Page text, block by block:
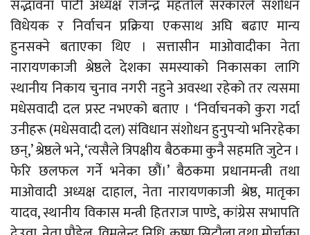
सद्भावना पार्टी अध्यक्ष राजेन्द्र महतोले सरकारले संशोधन
विधेयक र निर्वाचन प्रक्रिया एकसाथ अघि बढाए मान्य
हुनसक्ने बताएका थिए । सत्तासीन माओवादीका नेता
नारायणकाजी श्रेष्ठले देशका समस्याको निकासका लागि
स्थानीय निकाय चुनाव नगरी नहुने अवस्था रहेको तर त्यसमा
मधेसवादी दल प्रस्ट नभएको बताए । ‘निर्वाचनको कुरा गर्दा
उनीहरू (मधेसवादी दल) संविधान संशोधन हुनुपर्‍यो भनिरहेका
छन्,’ श्रेष्ठले भने, ‘त्यसैले त्रिपक्षीय बैठकमा कुनै सहमति जुटेन ।
फेरि छलफल गर्ने भनेका छौं।’ बैठकमा प्रधानमन्त्री तथा
माओवादी अध्यक्ष दाहाल, नेता नारायणकाजी श्रेष्ठ, मातृका
यादव, स्थानीय विकास मन्त्री हितराज पाण्डे, कांग्रेस सभापति